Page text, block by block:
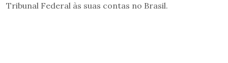
Tribunal Federal às suas contas no Brasil.